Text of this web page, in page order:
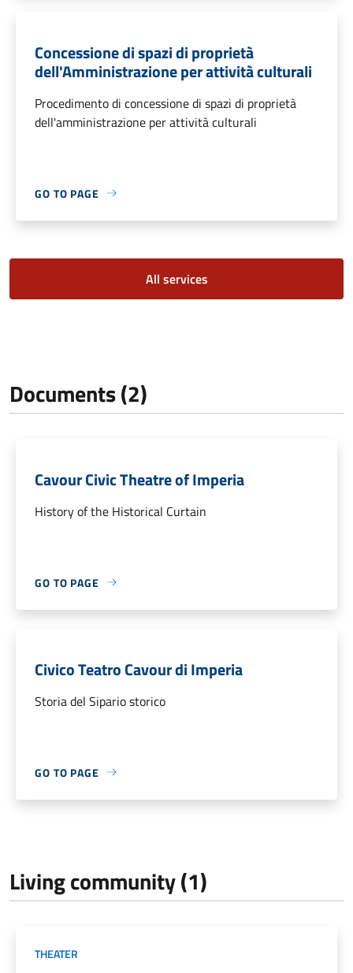
Concessione di spazi di proprietà
dell'Amministrazione per attività culturali
Procedimento di concessione di spazi di proprietà
dell'amministrazione per attività culturali
GO TO PAGE
All services
Documents (2)
Cavour Civic Theatre of Imperia
History of the Historical Curtain
GO TO PAGE
Civico Teatro Cavour di Imperia
Storia del Sipario storico
GO TO PAGE
Living community (1)
THEATER